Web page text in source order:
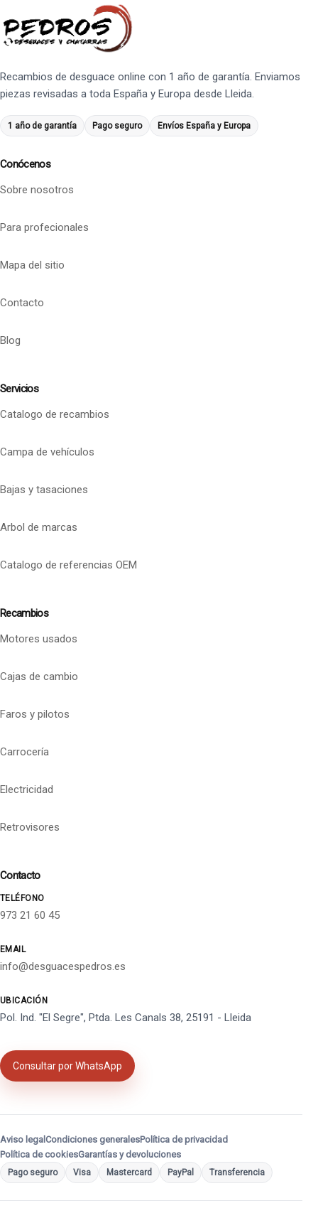
Recambios de desguace online con 1 año de garantía. Enviamos
piezas revisadas a toda España y Europa desde Lleida.
1 año de garantía Pago seguro Envíos España y Europa
Conócenos
Sobre nosotros
Para profecionales
Mapa del sitio
Contacto
Blog
Servicios
Catalogo de recambios
Campa de vehículos
Bajas y tasaciones
Arbol de marcas
Catalogo de referencias OEM
Recambios
Motores usados
Cajas de cambio
Faros y pilotos
Carrocería
Electricidad
Retrovisores
Contacto
TELÉFONO
973 21 60 45
EMAIL
info@desguacespedros.es
UBICACIÓN
Pol. Ind. "El Segre", Ptda. Les Canals 38, 25191 - Lleida
Consultar por WhatsApp
Aviso legal Condiciones generalesPolítica de privacidad
Política de cookiesGarantías y devoluciones
Pago seguro Visa Mastercard PayPal Transferencia